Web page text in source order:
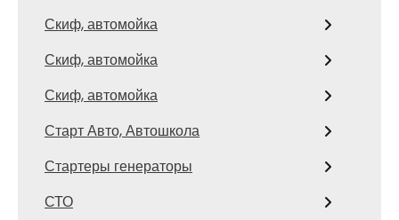
Скиф, автомойка
Скиф, автомойка
Скиф, автомойка
Старт Авто, Автошкола
Стартеры генераторы
СТО